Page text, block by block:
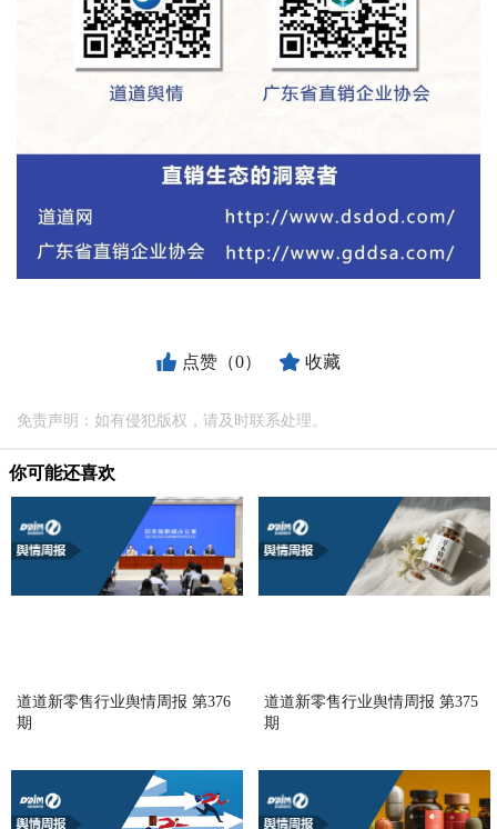
点赞（0） 收藏
免责声明：如有侵犯版权，请及时联系处理。
你可能还喜欢
道道新零售行业舆情周报 第376
期
道道新零售行业舆情周报 第375
期